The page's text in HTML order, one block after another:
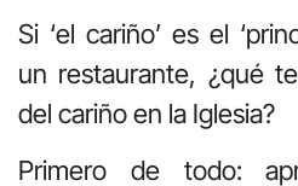
Si ‘el cariño’ es el
un restaurante, ¿qué
del cariño en la Iglesia?
Primero de todo: